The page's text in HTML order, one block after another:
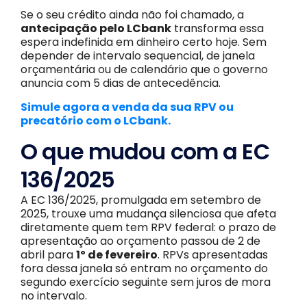
Se o seu crédito ainda não foi chamado, a
antecipação pelo LCbank transforma essa
espera indefinida em dinheiro certo hoje. Sem
depender de intervalo sequencial, de janela
orçamentária ou de calendário que o governo
anuncia com 5 dias de antecedência.
Simule agora a venda da sua RPV ou
precatório com o LCbank.
O que mudou com a EC
136/2025
A EC 136/2025, promulgada em setembro de
2025, trouxe uma mudança silenciosa que afeta
diretamente quem tem RPV federal: o prazo de
apresentação ao orçamento passou de 2 de
abril para1º de fevereiro. RPVs apresentadas
fora dessa janela só entram no orçamento do
segundo exercício seguinte sem juros de mora
no intervalo.